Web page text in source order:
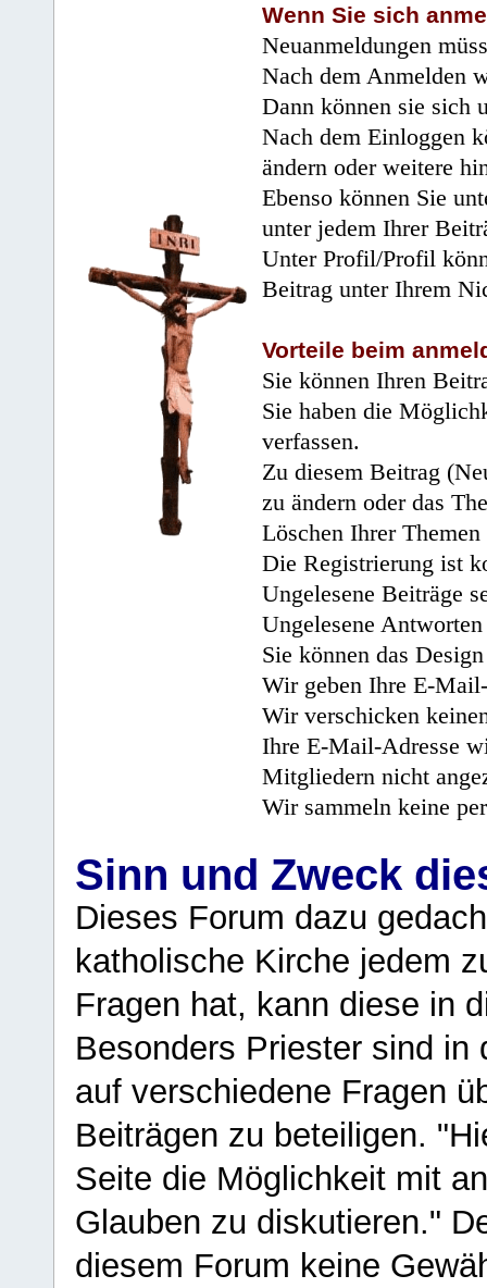
Wenn Sie sich
Neuanmeldungen
Nach dem Anmelden
Dann können sie sich
Nach dem Einloggen
ändern oder weitere
Ebenso können Sie
unter jedem Ihrer
Unter Profil/Profil
Beitrag unter Ihrem
Vorteile beim
Sie können Ihren
Sie haben die
verfassen.
Zu diesem Beitrag
zu ändern oder das
Löschen Ihrer
Die Registrierung ist
Ungelesene Beiträge
Ungelesene
Sie können das
Wir geben Ihre E-
Wir verschicken
Ihre E-Mail-Adresse
Mitgliedern nicht
Wir sammeln keine
Sinn und Zweck
Dieses Forum dazu
katholische Kirche jedem
Fragen hat, kann diese in
Besonders Priester sind in
auf verschiedene Fragen
Beiträgen zu beteiligen.
Seite die Möglichkeit mit
Glauben zu diskutieren."
diesem Forum keine